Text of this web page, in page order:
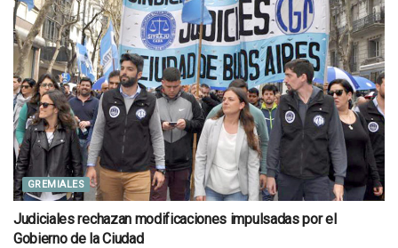
GREMIALES
Judiciales rechazan modificaciones impulsadas por el
Gobierno de la Ciudad